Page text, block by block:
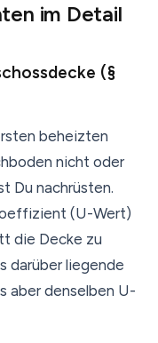
im Detail
(§
beheizten
nicht oder
Du nachrüsten.
(U-Wert)
die Decke zu
darüber liegende
aber denselben U-